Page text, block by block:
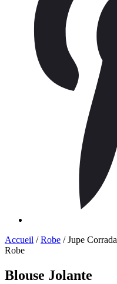
Accueil /Robe / Jupe Corrada
Robe
Blouse Jolante